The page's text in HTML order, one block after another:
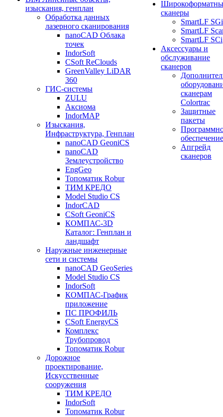
изыскания, генплан
Обработка данных
лазерного сканирования
nanoCAD Облака
точек
IndorSoft
CSoft ReClouds
GreenValley LiDAR
360
ГИС-системы
ZULU
Аксиома
IndorMAP
Изыскания,
Инфраструктура, Генплан
nanoCAD GeoniCS
nanoCAD
Землеустройство
EngGeo
Топоматик Robur
ТИМ КРЕДО
Model Studio CS
IndorCAD
CSoft GeoniCS
КОМПАС-3D
Каталог: Генплан и
ландшафт
Наружные инженерные
сети и системы
nanoCAD GeoSeries
Model Studio CS
IndorSoft
КОМПАС-График
приложение
ПС ПРОФИЛЬ
CSoft EnergyCS
Комплекс
Трубопровод
Топоматик Robur
Дорожное
проектирование,
Искусственные
сооружения
ТИМ КРЕДО
IndorSoft
Топоматик Robur
сканеры
SmartLF SGi
SmartLF
SmartLF SCi
Аксессуары и
обслуживание
сканеров
сканерам
Colortrac
Защитные
пакеты
обеспечение
Апгрейд
сканеров